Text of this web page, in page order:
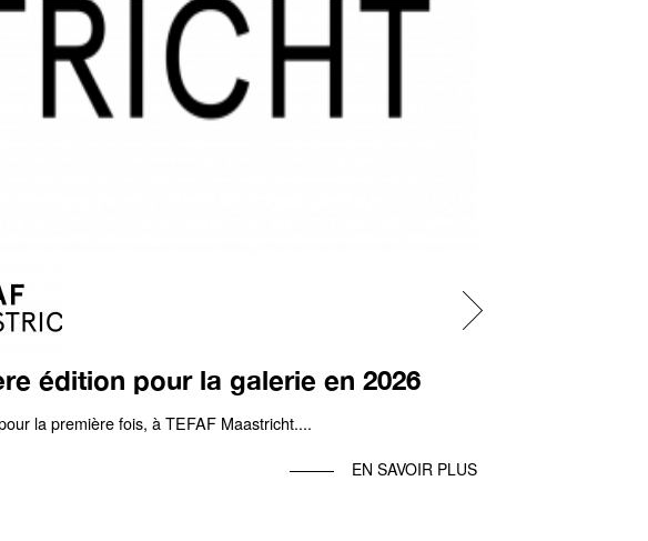
édition pour la galerie en 2026
la première fois, à TEFAF Maastricht....
EN SAVOIR PLUS